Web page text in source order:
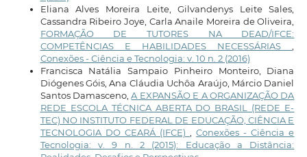
Eliana Alves Moreira Leite, Gilvandenys Leite Sales,
Cassandra Ribeiro Joye, Carla Anaile Moreira de Oliveira,
FORMAÇÃO DE TUTORES NA DEAD/IFCE:
COMPETÊNCIAS E HABILIDADES NECESSÁRIAS
Conexões - Ciência e Tecnologia: v. 10 n. 2 (2016)
Francisca Natália Sampaio Pinheiro Monteiro, Diana
Diógenes Góis, Ana Cláudia Uchôa Araújo, Márcio Daniel
Santos Damasceno,A EXPANSÃO E A ORGANIZAÇÃO DA
REDE ESCOLA TÉCNICA ABERTA DO BRASIL (REDE E-
TEC) NO INSTITUTO FEDERAL DE EDUCAÇÃO, CIÊNCIA E
TECNOLOGIA DO CEARÁ (IFCE)
,Conexões - Ciência e
Tecnologia: v. 9 n. 2 (2015): Educação a Distância: